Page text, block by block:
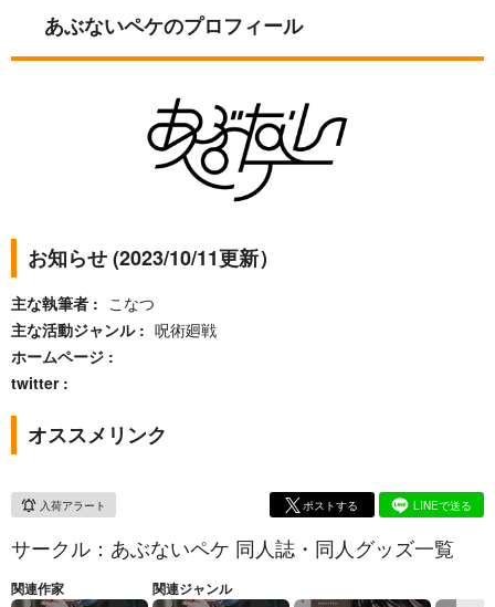
あぶないペケのプロフィール
お知らせ (2023/10/11更新）
主な執筆者
こなつ
主な活動ジャンル
呪術廻戦
ホームページ
twitter
オススメリンク
入荷アラート ポストする LINEで送る
サークル：あぶないペケ 同人誌・同人グッズ一覧
関連作家 関連ジャンル